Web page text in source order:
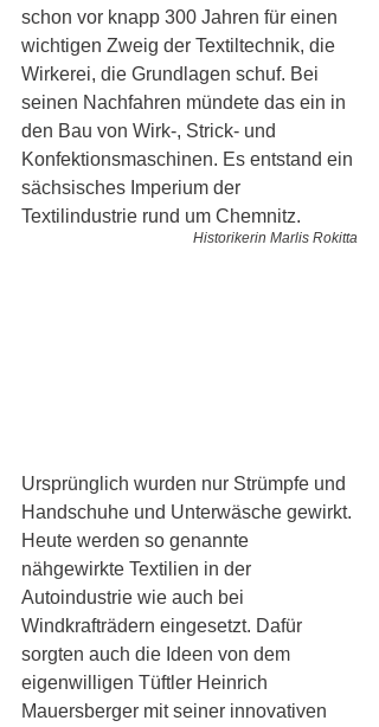
schon vor knapp 300 Jahren für einen
wichtigen Zweig der Textiltechnik, die
Wirkerei, die Grundlagen schuf. Bei
seinen Nachfahren mündete das ein in
den Bau von Wirk-, Strick- und
Konfektionsmaschinen. Es entstand ein
sächsisches Imperium der
Textilindustrie rund um Chemnitz.
Historikerin Marlis Rokitta
Ursprünglich wurden nur Strümpfe und
Handschuhe und Unterwäsche gewirkt.
Heute werden so genannte
nähgewirkte Textilien in der
Autoindustrie wie auch bei
Windkrafträdern eingesetzt. Dafür
sorgten auch die Ideen von dem
eigenwilligen Tüftler Heinrich
Mauersberger mit seiner innovativen